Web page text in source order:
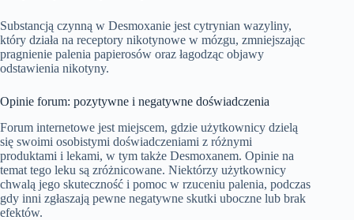
Substancją czynną w Desmoxanie jest cytrynian wazyliny,
który działa na receptory nikotynowe w mózgu, zmniejszając
pragnienie palenia papierosów oraz łagodząc objawy
odstawienia nikotyny.
Opinie forum: pozytywne i negatywne doświadczenia
Forum internetowe jest miejscem, gdzie użytkownicy dzielą
się swoimi osobistymi doświadczeniami z różnymi
produktami i lekami, w tym także Desmoxanem. Opinie na
temat tego leku są zróżnicowane. Niektórzy użytkownicy
chwalą jego skuteczność i pomoc w rzuceniu palenia, podczas
gdy inni zgłaszają pewne negatywne skutki uboczne lub brak
efektów.